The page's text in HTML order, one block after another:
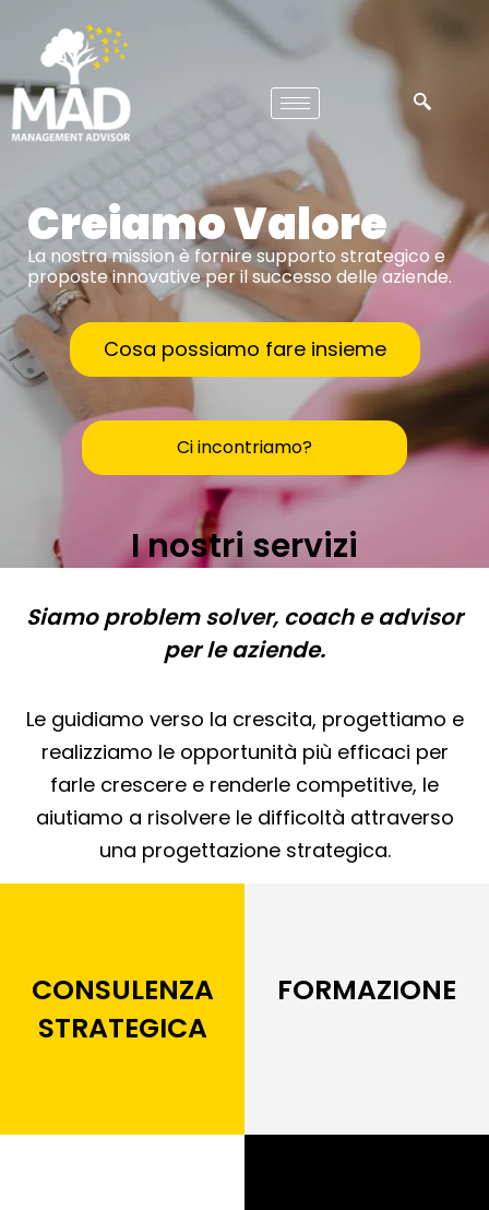
Creiamo Valore
La nostra mission è fornire supporto strategico e
proposte innovative per il successo delle aziende.
Ci incontriamo?
Cosa possiamo fare insieme
I nostri servizi
Siamo problem solver, coach e advisor
per le aziende.
Le guidiamo verso la crescita, progettiamo e
realizziamo le opportunità più efficaci per
farle crescere e renderle competitive, le
aiutiamo a risolvere le difficoltà attraverso
una progettazione strategica.
CONSULENZA
STRATEGICA
FORMAZIONE